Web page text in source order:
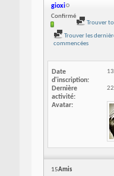
gioxi
Confirmé
Trouver
Trouver les
commencées
Date
d'inscription
Dernière
activité
Avatar
15Amis